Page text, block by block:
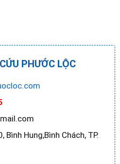
PHƯỚC LỘC
Hung,Bình Chách, TP.